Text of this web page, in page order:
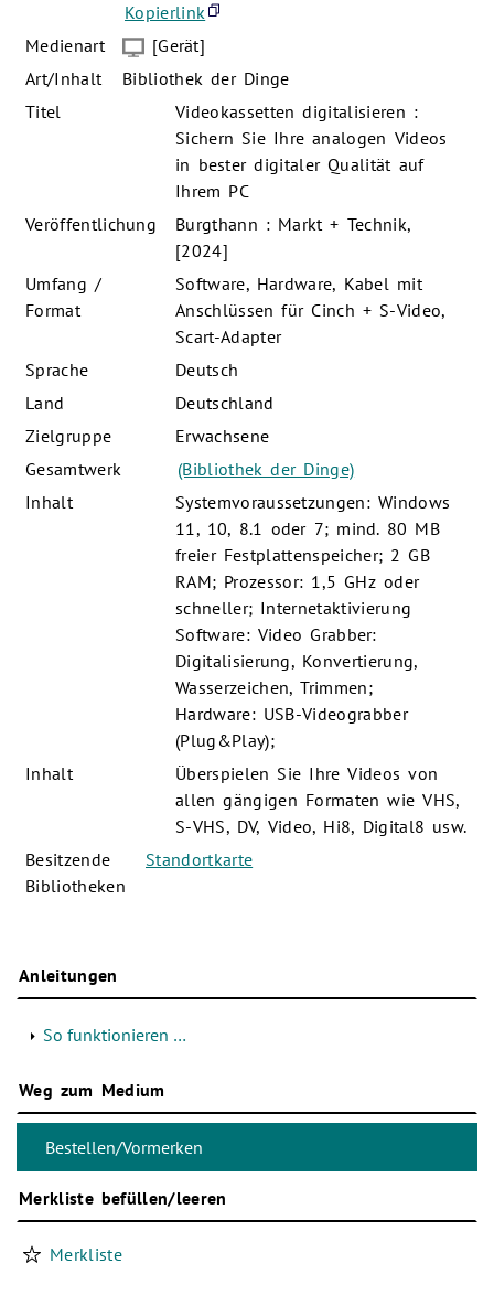
Kopierlink
Medienart
[Gerät]
Art/Inhalt
Bibliothek der Dinge
Titel
Videokassetten digitalisieren :
Sichern Sie Ihre analogen Videos
in bester digitaler Qualität auf
Ihrem PC
Veröffentlichung
Burgthann : Markt + Technik,
[2024]
Umfang /
Format
Software, Hardware, Kabel mit
Anschlüssen für Cinch + S-Video,
Scart-Adapter
Sprache
Deutsch
Land
Deutschland
Zielgruppe
Erwachsene
Gesamtwerk
(Bibliothek der Dinge)
Inhalt
Systemvoraussetzungen: Windows
11, 10, 8.1 oder 7; mind. 80 MB
freier Festplattenspeicher; 2 GB
RAM; Prozessor: 1,5 GHz oder
schneller; Internetaktivierung
Software: Video Grabber:
Digitalisierung, Konvertierung,
Wasserzeichen, Trimmen;
Hardware: USB-Videograbber
(Plug&Play);
Inhalt
Überspielen Sie Ihre Videos von
allen gängigen Formaten wie VHS,
S-VHS, DV, Video, Hi8, Digital8 usw.
Besitzende
Bibliotheken
Standortkarte
Anleitungen
So funktionieren …
Weg zum Medium
Merkliste befüllen/leeren
Merkliste